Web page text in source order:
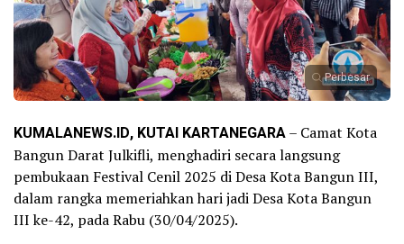
Perbesar
KUMALANEWS.ID, KUTAI KARTANEGARA– Camat Kota
Bangun Darat Julkifli, menghadiri secara langsung
pembukaan Festival Cenil 2025 di Desa Kota Bangun III,
dalam rangka memeriahkan hari jadi Desa Kota Bangun
III ke-42, pada Rabu (30/04/2025).